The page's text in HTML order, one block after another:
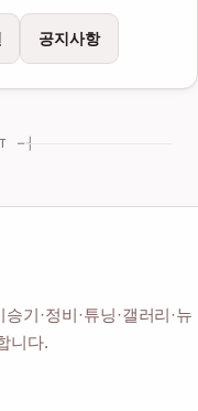
공지사항
─┤
기·정비·튜닝·갤러리·뉴
니다.